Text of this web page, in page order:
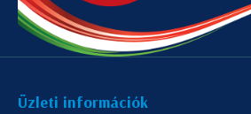
Üzleti információk